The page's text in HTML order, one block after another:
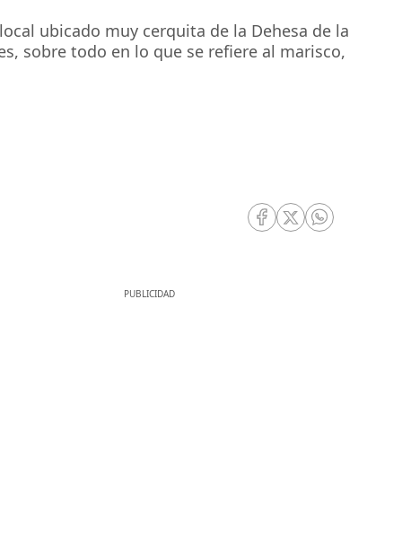
ubicado muy cerquita de la Dehesa de la
sobre todo en lo que se refiere al marisco,
RRSS Facebook
RRSS Twitter
RRSS